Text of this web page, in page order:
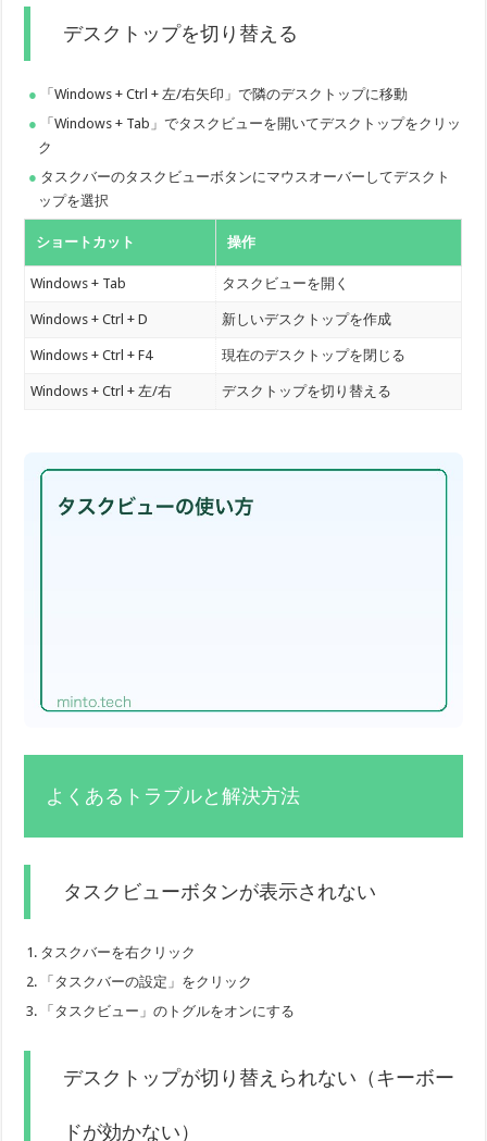
デスクトップを切り替える
「Windows + Ctrl + 左/右矢印」で隣のデスクトップに移動
「Windows + Tab」でタスクビューを開いてデスクトップをクリッ
ク
タスクバーのタスクビューボタンにマウスオーバーしてデスクト
ップを選択
ショートカット 操作
Windows + Tab タスクビューを開く
Windows + Ctrl + D 新しいデスクトップを作成
Windows + Ctrl + F4 現在のデスクトップを閉じる
Windows + Ctrl + 左/右 デスクトップを切り替える
よくあるトラブルと解決方法
タスクビューボタンが表示されない
タスクバーを右クリック
「タスクバーの設定」をクリック
「タスクビュー」のトグルをオンにする
デスクトップが切り替えられない（キーボー
ドが効かない）